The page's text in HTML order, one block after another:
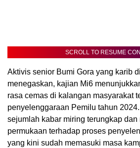
SCROLL TO RESUME
Aktivis senior Bumi Gora yang karib
menegaskan, kajian Mi6
rasa cemas di kalangan masyarakat
penyelenggaraan Pemilu tahun
sejumlah kabar miring terungkap dan
permukaan terhadap proses
yang kini sudah memasuki masa